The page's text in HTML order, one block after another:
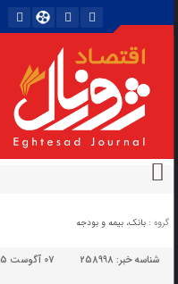
گروه : بانک، بیمه و بودجه
شناسه خبر:258998 07 آگوست 2025 - 15:11